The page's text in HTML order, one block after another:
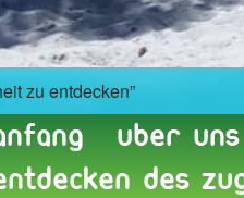
zu entdecken”
Uber uns
des